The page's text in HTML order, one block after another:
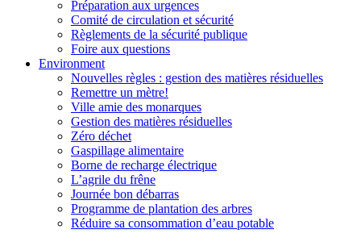
Préparation aux urgences
Comité de circulation et sécurité
Règlements de la sécurité publique
Foire aux questions
Environment
Nouvelles règles : gestion des matières résiduelles
Remettre un mètre!
Ville amie des monarques
Gestion des matières résiduelles
Zéro déchet
Gaspillage alimentaire
Borne de recharge électrique
L’agrile du frêne
Journée bon débarras
Programme de plantation des arbres
Réduire sa consommation d’eau potable